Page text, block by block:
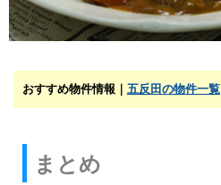
おすすめ物件情報｜ 五反田の物件一覧
まとめ